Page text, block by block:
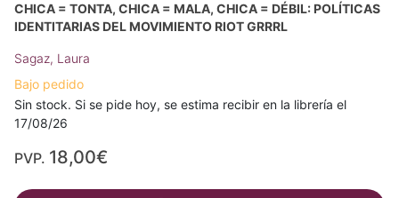
CHICA = TONTA, CHICA = MALA, CHICA = DÉBIL: POLÍTICAS
IDENTITARIAS DEL MOVIMIENTO RIOT GRRRL
Sagaz, Laura
Bajo pedido
Sin stock. Si se pide hoy, se estima recibir en la librería el
17/08/26
PVP. 18,00€